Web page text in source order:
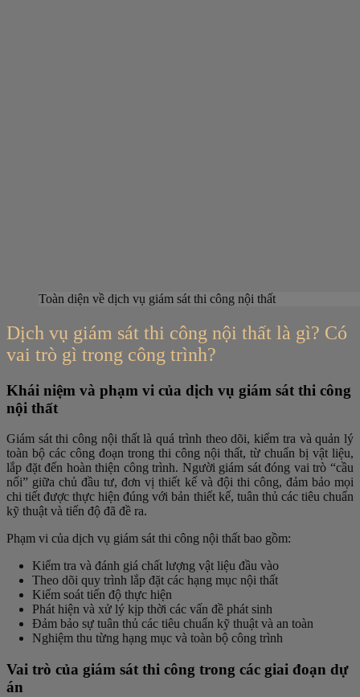
Toàn diện về dịch vụ giám sát thi công nội thất
Dịch vụ giám sát thi công nội thất là gì? Có
vai trò gì trong công trình?
Khái niệm và phạm vi của dịch vụ giám sát thi công
nội thất
Giám sát thi công nội thất là quá trình theo dõi, kiểm tra và quản lý
toàn bộ các công đoạn trong thi công nội thất, từ chuẩn bị vật liệu,
lắp đặt đến hoàn thiện công trình. Người giám sát đóng vai trò “cầu
nối” giữa chủ đầu tư, đơn vị thiết kế và đội thi công, đảm bảo mọi
chi tiết được thực hiện đúng với bản thiết kế, tuân thủ các tiêu chuẩn
kỹ thuật và tiến độ đã đề ra.
Phạm vi của dịch vụ giám sát thi công nội thất bao gồm:
Kiểm tra và đánh giá chất lượng vật liệu đầu vào
Theo dõi quy trình lắp đặt các hạng mục nội thất
Kiểm soát tiến độ thực hiện
Phát hiện và xử lý kịp thời các vấn đề phát sinh
Đảm bảo sự tuân thủ các tiêu chuẩn kỹ thuật và an toàn
Nghiệm thu từng hạng mục và toàn bộ công trình
Vai trò của giám sát thi công trong các giai đoạn dự
án